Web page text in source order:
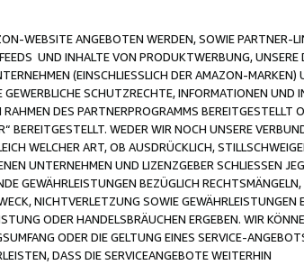
WEBSITE ANGEBOTEN WERDEN, SOWIE PARTNER-
UND INHALTE VON PRODUKTWERBUNG, UNSERE
(EINSCHLIESSLICH DER AMAZON-MARKEN)
SCHUTZRECHTE, INFORMATIONEN UND
DES PARTNERPROGRAMMS BEREITGESTELLT
BEREITGESTELLT. WEDER WIR NOCH UNSERE
WELCHER ART, OB AUSDRÜCKLICH,
UNTERNEHMEN UND LIZENZGEBER SCHLIESSEN
GEWÄHRLEISTUNGEN BEZÜGLICH RECHTSMÄNGELN,
NICHTVERLETZUNG SOWIE GEWÄHRLEISTUNGEN
ODER HANDELSBRÄUCHEN ERGEBEN. WIR
ODER DIE GELTUNG EINES SERVICE-
DASS DIE SERVICEANGEBOTE WEITERHIN